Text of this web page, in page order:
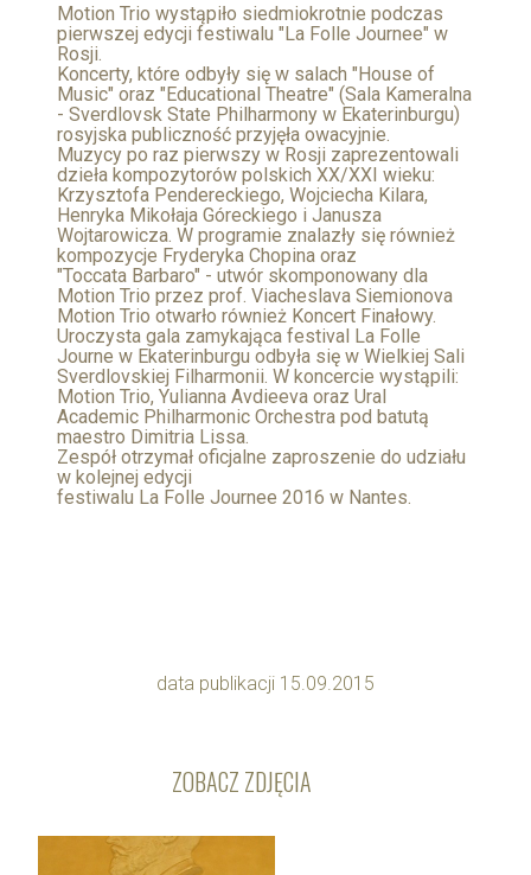
Motion Trio wystąpiło siedmiokrotnie podczas
pierwszej edycji festiwalu "La Folle Journee" w
Rosji.
Koncerty, które odbyły się w salach "House of
Music" oraz "Educational Theatre" (Sala Kameralna
- Sverdlovsk State Philharmony w Ekaterinburgu)
rosyjska publiczność przyjęła owacyjnie.
Muzycy po raz pierwszy w Rosji zaprezentowali
dzieła kompozytorów polskich XX/XXI wieku:
Krzysztofa Pendereckiego, Wojciecha Kilara,
Henryka Mikołaja Góreckiego i Janusza
Wojtarowicza. W programie znalazły się również
kompozycje Fryderyka Chopina oraz
"Toccata Barbaro" - utwór skomponowany dla
Motion Trio przez prof. Viacheslava Siemionova
Motion Trio otwarło również Koncert Finałowy.
Uroczysta gala zamykająca festival La Folle
Journe w Ekaterinburgu odbyła się w Wielkiej Sali
Sverdlovskiej Filharmonii. W koncercie wystąpili:
Motion Trio, Yulianna Avdieeva oraz Ural
Academic Philharmonic Orchestra pod batutą
maestro Dimitria Lissa.
Zespół otrzymał oficjalne zaproszenie do udziału
w kolejnej edycji
festiwalu La Folle Journee 2016 w Nantes.
data publikacji 15.09.2015
ZOBACZ ZDJĘCIA